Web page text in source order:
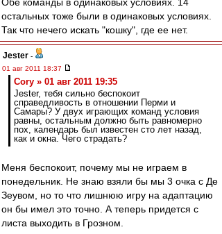
остальных тоже были в одинаковых условиях.
Так что нечего искать "кошку", где ее нет.
Jester -
01 авг 2011 18:37
Cory » 01 авг 2011 19:35
Jester, тебя сильно беспокоит
справедливость в отношении Перми и
Самары? У двух играющих команд условия
равны, остальным должно быть равномерно
пох, календарь был известен сто лет назад,
как и окна. Чего страдать?
Меня беспокоит, почему мы не играем в
понедельник. Не знаю взяли бы мы 3 очка с Де
Зеувом, но то что лишнюю игру на адаптацию
он бы имел это точно. А теперь придется с
листа выходить в Грозном.